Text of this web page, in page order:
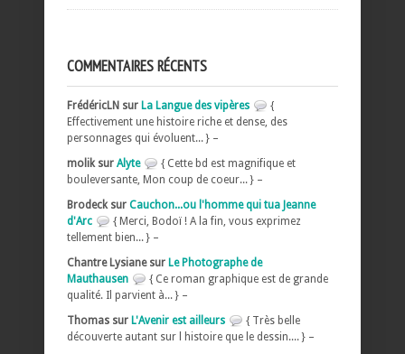
COMMENTAIRES RÉCENTS
FrédéricLN sur La Langue des vipères
{
Effectivement une histoire riche et dense, des
personnages qui évoluent... } –
molik sur Alyte
{ Cette bd est magnifique et
bouleversante, Mon coup de coeur... } –
Brodeck sur Cauchon...ou l'homme qui tua Jeanne
d'Arc
{ Merci, Bodoï ! A la fin, vous exprimez
tellement bien... } –
Chantre Lysiane sur Le Photographe de
Mauthausen
{ Ce roman graphique est de grande
qualité. Il parvient à... } –
Thomas sur L'Avenir est ailleurs
{ Très belle
découverte autant sur l histoire que le dessin.... } –